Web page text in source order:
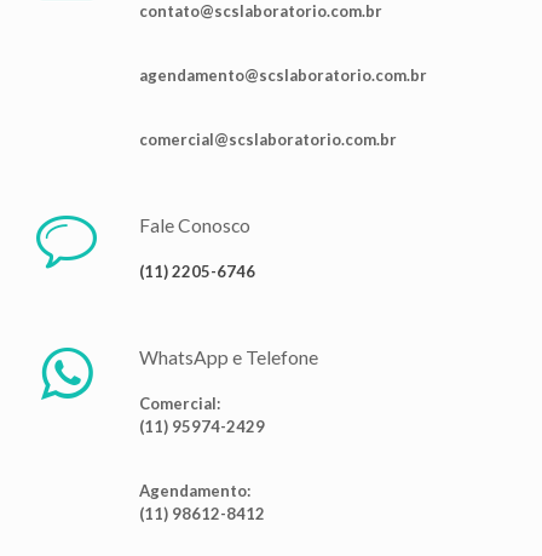
contato@scslaboratorio.com.br
agendamento@scslaboratorio.com.br
comercial@scslaboratorio.com.br
Fale Conosco
(11) 2205-6746
WhatsApp e Telefone
Comercial:
(11) 95974-2429
Agendamento:
(11) 98612-8412